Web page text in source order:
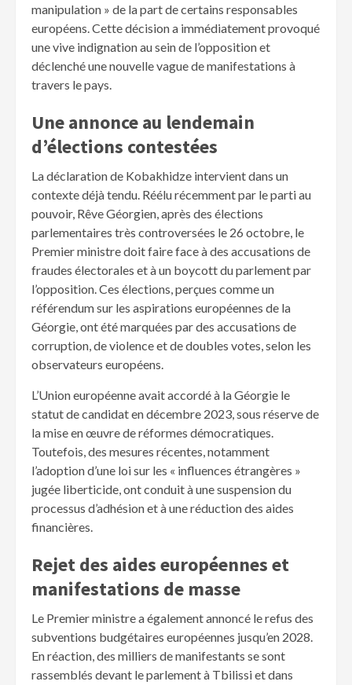
manipulation » de la part de certains responsables
européens. Cette décision a immédiatement provoqué
une vive indignation au sein de l’opposition et
déclenché une nouvelle vague de manifestations à
travers le pays.
Une annonce au lendemain
d’élections contestées
La déclaration de Kobakhidze intervient dans un
contexte déjà tendu. Réélu récemment par le parti au
pouvoir, Rêve Géorgien, après des élections
parlementaires très controversées le 26 octobre, le
Premier ministre doit faire face à des accusations de
fraudes électorales et à un boycott du parlement par
l’opposition. Ces élections, perçues comme un
référendum sur les aspirations européennes de la
Géorgie, ont été marquées par des accusations de
corruption, de violence et de doubles votes, selon les
observateurs européens.
L’Union européenne avait accordé à la Géorgie le
statut de candidat en décembre 2023, sous réserve de
la mise en œuvre de réformes démocratiques.
Toutefois, des mesures récentes, notamment
l’adoption d’une loi sur les « influences étrangères »
jugée liberticide, ont conduit à une suspension du
processus d’adhésion et à une réduction des aides
financières.
Rejet des aides européennes et
manifestations de masse
Le Premier ministre a également annoncé le refus des
subventions budgétaires européennes jusqu’en 2028.
En réaction, des milliers de manifestants se sont
rassemblés devant le parlement à Tbilissi et dans